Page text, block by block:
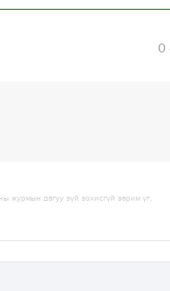
0
журмын дагуу зүй зохисгүй зарим үг,